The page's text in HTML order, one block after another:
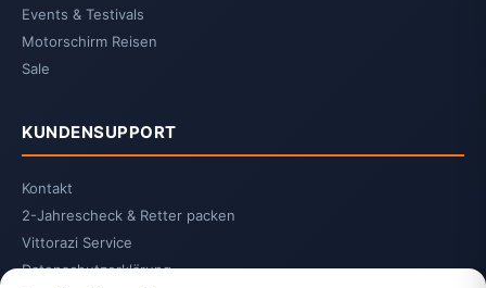
Events & Testivals
Motorschirm Reisen
Sale
KUNDENSUPPORT
Kontakt
2-Jahrescheck & Retter packen
Vittorazi Service
Datenschutzerklärung